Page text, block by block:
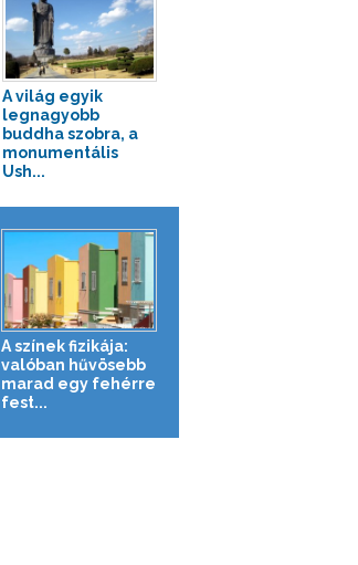
A világ egyik
legnagyobb
buddha szobra, a
monumentális
Ush...
A színek fizikája:
valóban hűvösebb
marad egy fehérre
fest...